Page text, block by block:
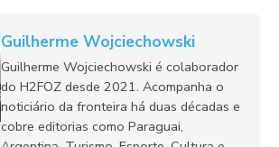
Guilherme Wojciechowski
Guilherme Wojciechowski é colaborador
do H2FOZ desde 2021. Acompanha o
noticiário da fronteira há duas décadas e
cobre editorias como Paraguai,